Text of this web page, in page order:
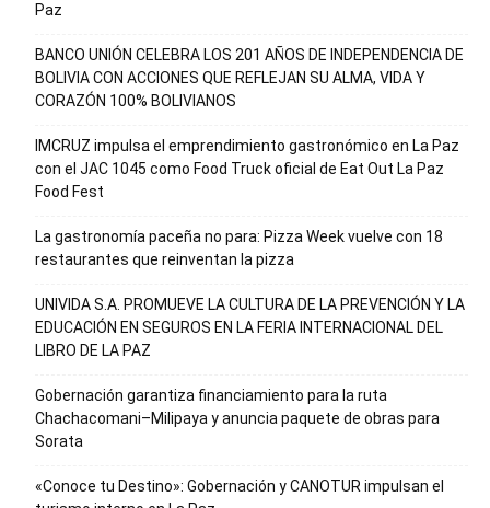
Paz
BANCO UNIÓN CELEBRA LOS 201 AÑOS DE INDEPENDENCIA DE
BOLIVIA CON ACCIONES QUE REFLEJAN SU ALMA, VIDA Y
CORAZÓN 100% BOLIVIANOS
IMCRUZ impulsa el emprendimiento gastronómico en La Paz
con el JAC 1045 como Food Truck oficial de Eat Out La Paz
Food Fest
La gastronomía paceña no para: Pizza Week vuelve con 18
restaurantes que reinventan la pizza
UNIVIDA S.A. PROMUEVE LA CULTURA DE LA PREVENCIÓN Y LA
EDUCACIÓN EN SEGUROS EN LA FERIA INTERNACIONAL DEL
LIBRO DE LA PAZ
Gobernación garantiza financiamiento para la ruta
Chachacomani–Milipaya y anuncia paquete de obras para
Sorata
«Conoce tu Destino»: Gobernación y CANOTUR impulsan el